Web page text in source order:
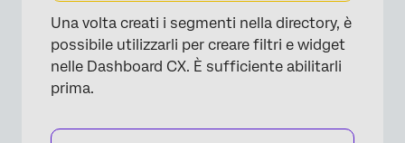
Una volta creati i segmenti nella directory, è
possibile utilizzarli per creare filtri e widget
nelle Dashboard CX. È sufficiente abilitarli
prima.